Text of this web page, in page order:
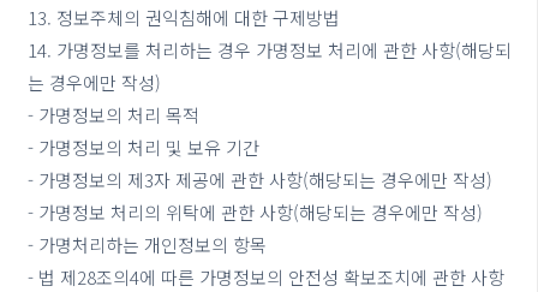
13. 정보주체의 권익침해에 대한 구제방법
14. 가명정보를 처리하는 경우 가명정보 처리에 관한 사항(해당되
는 경우에만 작성)
- 가명정보의 처리 목적
- 가명정보의 처리 및 보유 기간
- 가명정보의 제3자 제공에 관한 사항(해당되는 경우에만 작성)
- 가명정보 처리의 위탁에 관한 사항(해당되는 경우에만 작성)
- 가명처리하는 개인정보의 항목
- 법 제28조의4에 따른 가명정보의 안전성 확보조치에 관한 사항